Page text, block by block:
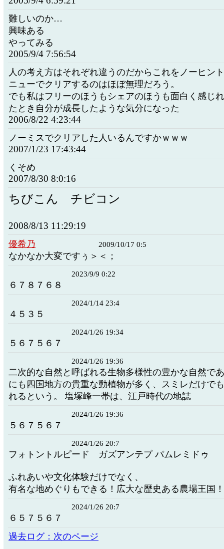
難しいのか…
興味ある
やってみる
2005/9/4 7:56:54
人の考え方はそれぞれ違うのだからこれをノーヒン
ニューでクリアするのはほぼ無理だろう。
でも私はフリーのほうもシェアのほうも面白く感じ
たとき自分が成長したような気分になった
2006/8/22 4:23:44
ノーミスでクリアした人いるんですかｗｗｗ
2007/1/23 17:43:44
くそめ
2007/8/30 8:0:16
ちびこん チビコン
2008/8/13 11:29:19
優希乃 2009/10/17 0:5
なかなか大変ですぅ＞＜；
2023/9/9 0:22
６７８７６８
2024/1/14 23:4
４５３５
2024/1/26 19:34
５６７５６７
2024/1/26 19:36
二次的な自然と呼ばれる生物多様性の豊かな自然で
にも四国地方の貴重な動植物が多く、スミレだけで
れるという。 塩塚峰一帯は、江戸時代の地誌
2024/1/26 19:36
５６７５６７
2024/1/26 20:7
フォトントルピード ガズアンテプ パムレミドゥ
ふれあいや文化体験だけでなく、
有名な地めぐりもできる！広大な歴史ある農場王国！
2024/1/26 20:7
６５７５６７
過去ログ：次のページ